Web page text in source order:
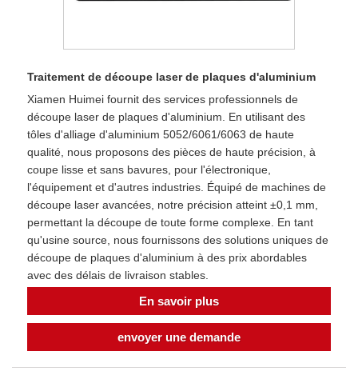
Traitement de découpe laser de plaques d'aluminium
Xiamen Huimei fournit des services professionnels de
découpe laser de plaques d'aluminium. En utilisant des
tôles d'alliage d'aluminium 5052/6061/6063 de haute
qualité, nous proposons des pièces de haute précision, à
coupe lisse et sans bavures, pour l'électronique,
l'équipement et d'autres industries. Équipé de machines de
découpe laser avancées, notre précision atteint ±0,1 mm,
permettant la découpe de toute forme complexe. En tant
qu'usine source, nous fournissons des solutions uniques de
découpe de plaques d'aluminium à des prix abordables
avec des délais de livraison stables.
En savoir plus
envoyer une demande